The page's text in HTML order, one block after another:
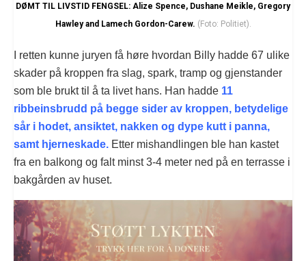
DØMT TIL LIVSTID FENGSEL: Alize Spence, Dushane Meikle, Gregory
Hawley and Lamech Gordon-Carew. (Foto: Politiet).
I retten kunne juryen få høre hvordan Billy hadde 67 ulike
skader på kroppen fra slag, spark, tramp og gjenstander
som ble brukt til å ta livet hans. Han hadde 11
ribbeinsbrudd på begge sider av kroppen, betydelige
sår i hodet, ansiktet, nakken og dype kutt i panna,
samt hjerneskade. Etter mishandlingen ble han kastet
fra en balkong og falt minst 3-4 meter ned på en terrasse i
bakgården av huset.